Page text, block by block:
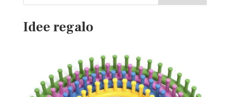
Idee regalo